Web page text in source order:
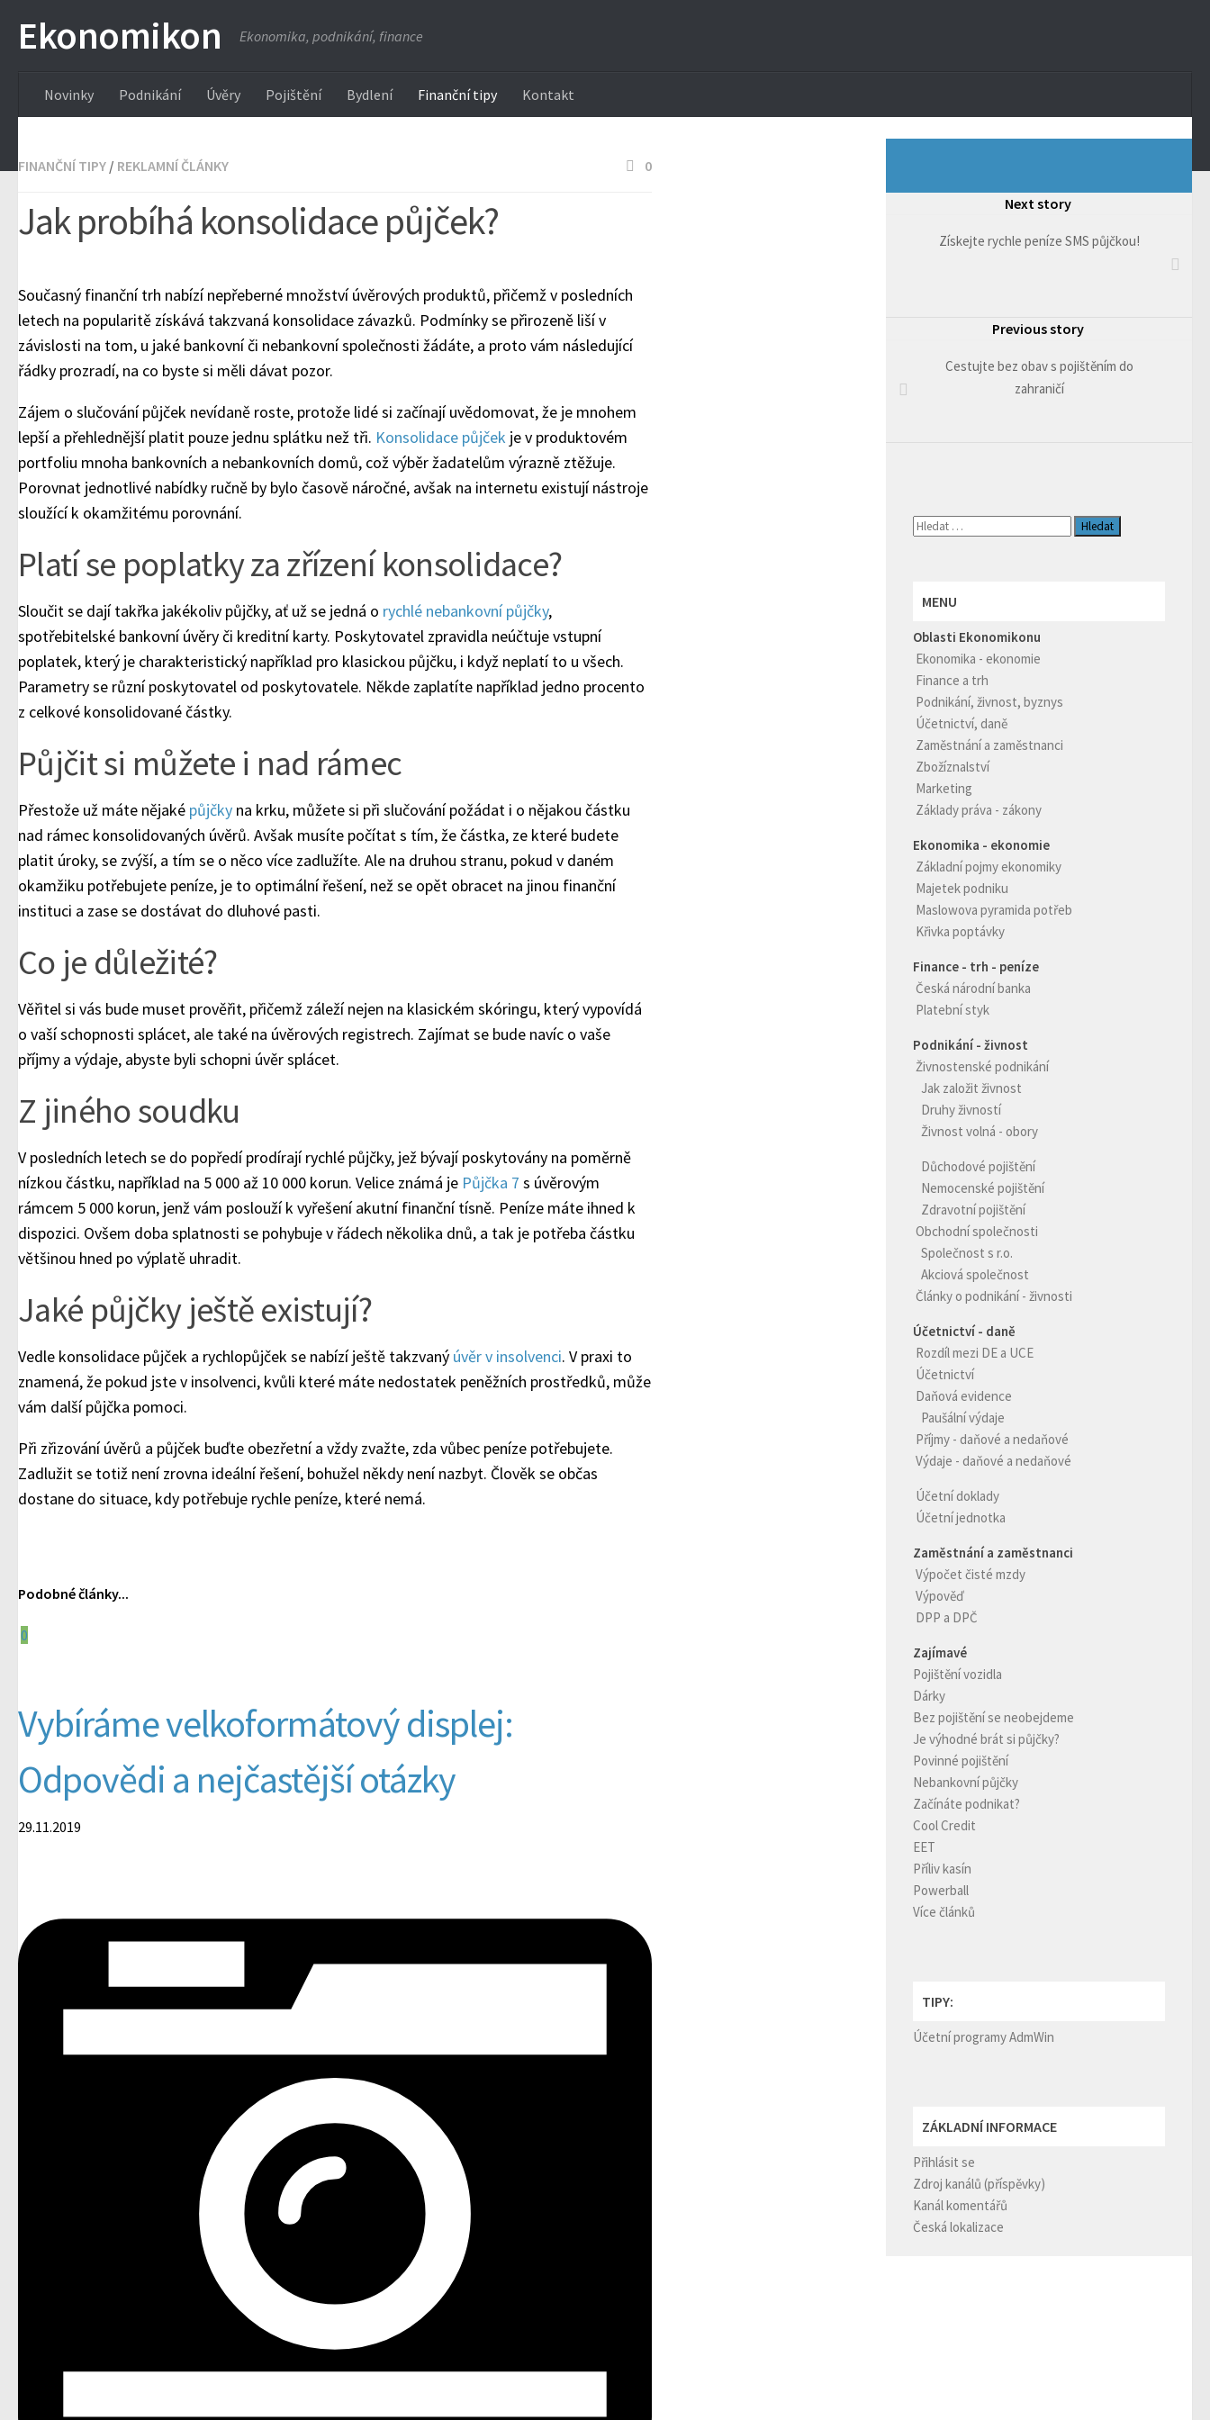
Ekonomikon Ekonomika, podnikání, finance
Novinky Podnikání Úvěry Pojištění Bydlení Finanční tipy Kontakt
FINANČNÍ TIPY / REKLAMNÍ ČLÁNKY 0
Jak probíhá konsolidace půjček?
Současný finanční trh nabízí nepřeberné množství úvěrových produktů, přičemž v posledních
letech na popularitě získává takzvaná konsolidace závazků. Podmínky se přirozeně liší v
závislosti na tom, u jaké bankovní či nebankovní společnosti žádáte, a proto vám následující
řádky prozradí, na co byste si měli dávat pozor.
Zájem o slučování půjček nevídaně roste, protože lidé si začínají uvědomovat, že je mnohem
lepší a přehlednější platit pouze jednu splátku než tři. Konsolidace půjček je v produktovém
portfoliu mnoha bankovních a nebankovních domů, což výběr žadatelům výrazně ztěžuje.
Porovnat jednotlivé nabídky ručně by bylo časově náročné, avšak na internetu existují nástroje
sloužící k okamžitému porovnání.
Platí se poplatky za zřízení konsolidace?
Sloučit se dají takřka jakékoliv půjčky, ať už se jedná o rychlé nebankovní půjčky,
spotřebitelské bankovní úvěry či kreditní karty. Poskytovatel zpravidla neúčtuje vstupní
poplatek, který je charakteristický například pro klasickou půjčku, i když neplatí to u všech.
Parametry se různí poskytovatel od poskytovatele. Někde zaplatíte například jedno procento
z celkové konsolidované částky.
Půjčit si můžete i nad rámec
Přestože už máte nějaké půjčky na krku, můžete si při slučování požádat i o nějakou částku
nad rámec konsolidovaných úvěrů. Avšak musíte počítat s tím, že částka, ze které budete
platit úroky, se zvýší, a tím se o něco více zadlužíte. Ale na druhou stranu, pokud v daném
okamžiku potřebujete peníze, je to optimální řešení, než se opět obracet na jinou finanční
instituci a zase se dostávat do dluhové pasti.
Co je důležité?
Věřitel si vás bude muset prověřit, přičemž záleží nejen na klasickém skóringu, který vypovídá
o vaší schopnosti splácet, ale také na úvěrových registrech. Zajímat se bude navíc o vaše
příjmy a výdaje, abyste byli schopni úvěr splácet.
Z jiného soudku
V posledních letech se do popředí prodírají rychlé půjčky, jež bývají poskytovány na poměrně
nízkou částku, například na 5 000 až 10 000 korun. Velice známá je Půjčka 7 s úvěrovým
rámcem 5 000 korun, jenž vám poslouží k vyřešení akutní finanční tísně. Peníze máte ihned k
dispozici. Ovšem doba splatnosti se pohybuje v řádech několika dnů, a tak je potřeba částku
většinou hned po výplatě uhradit.
Jaké půjčky ještě existují?
Vedle konsolidace půjček a rychlopůjček se nabízí ještě takzvaný úvěr v insolvenci. V praxi to
znamená, že pokud jste v insolvenci, kvůli které máte nedostatek peněžních prostředků, může
vám další půjčka pomoci.
Při zřizování úvěrů a půjček buďte obezřetní a vždy zvažte, zda vůbec peníze potřebujete.
Zadlužit se totiž není zrovna ideální řešení, bohužel někdy není nazbyt. Člověk se občas
dostane do situace, kdy potřebuje rychle peníze, které nemá.
Podobné články...
0
Vybíráme velkoformátový displej:
Odpovědi a nejčastější otázky
29.11.2019
Next story
Získejte rychle peníze SMS půjčkou!
Previous story
Cestujte bez obav s pojištěním do
zahraničí
Vyhledávání
MENU
Oblasti Ekonomikonu
Ekonomika - ekonomie
Finance a trh
Podnikání, živnost, byznys
Účetnictví, daně
Zaměstnání a zaměstnanci
Zbožíznalství
Marketing
Základy práva - zákony
Ekonomika - ekonomie
Základní pojmy ekonomiky
Majetek podniku
Maslowova pyramida potřeb
Křivka poptávky
Finance - trh - peníze
Česká národní banka
Platební styk
Podnikání - živnost
Živnostenské podnikání
Jak založit živnost
Druhy živností
Živnost volná - obory
Důchodové pojištění
Nemocenské pojištění
Zdravotní pojištění
Obchodní společnosti
Společnost s r.o.
Akciová společnost
Články o podnikání - živnosti
Účetnictví - daně
Rozdíl mezi DE a UCE
Účetnictví
Daňová evidence
Paušální výdaje
Příjmy - daňové a nedaňové
Výdaje - daňové a nedaňové
Účetní doklady
Účetní jednotka
Zaměstnání a zaměstnanci
Výpočet čisté mzdy
Výpověď
DPP a DPČ
Zajímavé
Pojištění vozidla
Dárky
Bez pojištění se neobejdeme
Je výhodné brát si půjčky?
Povinné pojištění
Nebankovní půjčky
Začínáte podnikat?
Cool Credit
EET
Příliv kasín
Powerball
Více článků
TIPY:
Účetní programy AdmWin
ZÁKLADNÍ INFORMACE
Přihlásit se
Zdroj kanálů (příspěvky)
Kanál komentářů
Česká lokalizace